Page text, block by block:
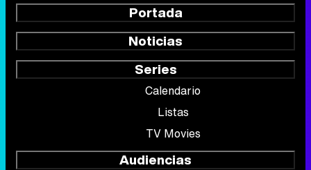
Portada
Noticias
Series
Calendario
Listas
TV Movies
Audiencias